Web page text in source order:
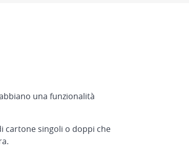
una funzionalità
cartone singoli o doppi che